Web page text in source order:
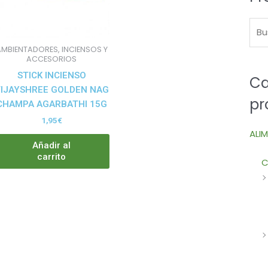
INCIENSOS Y
ACCESORIOS
STICK INCIENSO
GOLDEN NAG
AGARBATHI 15G
1,95€
Añadir al
carrito